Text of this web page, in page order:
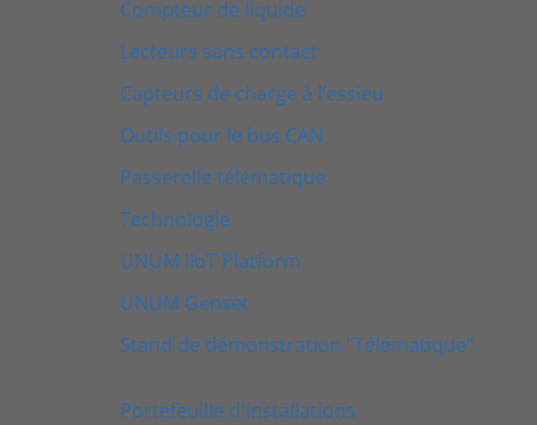
Compteur de liquide
Lecteurs sans contact
Capteurs de charge à l’essieu
Outils pour le bus CAN
Passerelle télématique
Technologie
UNUM IIoT Platform
UNUM Genset
Stand de démonstration "Télématique"
Portefeuille d'installations